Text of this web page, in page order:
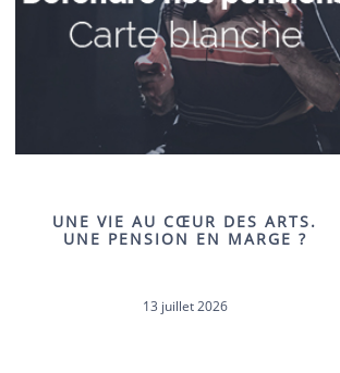
UNE VIE AU CŒUR DES ARTS.
UNE PENSION EN MARGE ?
13 juillet 2026